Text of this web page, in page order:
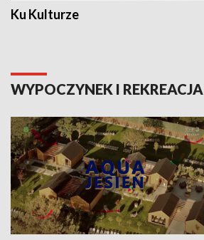
Ku Kulturze
WYPOCZYNEK I REKREACJA